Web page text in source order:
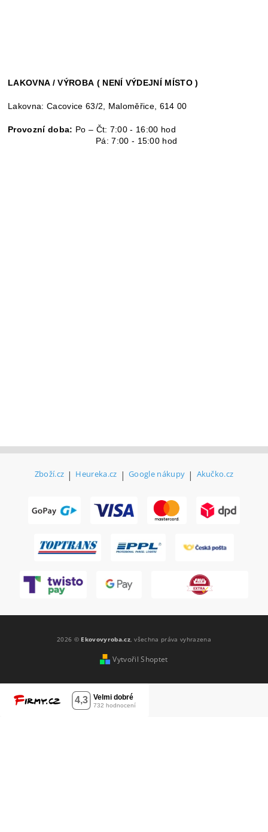
LAKOVNA / VÝROBA ( NENÍ VÝDEJNÍ MÍSTO )
Lakovna: Cacovice 63/2, Maloměřice, 614 00
Provozní doba: Po – Čt: 7:00 - 16:00 hod
Pá: 7:00 - 15:00 hod
Zboží.cz | Heureka.cz | Google nákupy | Akučko.cz
2026 © Ekovovyroba.cz, všechna práva vyhrazena
Vytvořil Shoptet